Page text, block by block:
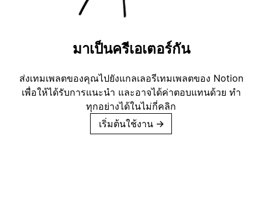
มาเป็นครีเอเตอร์กัน
ส่งเทมเพลตของคุณไปยังแกลเลอรีเทมเพลตของ Notion
เพื่อให้ได้รับการแนะนำ และอาจได้ค่าตอบแทนด้วย ทำ
ทุกอย่างได้ในไม่กี่คลิก
เริ่มต้นใช้งาน →